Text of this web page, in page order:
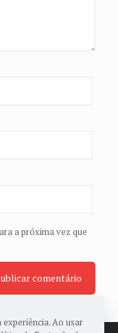
a próxima vez que
Ao usar